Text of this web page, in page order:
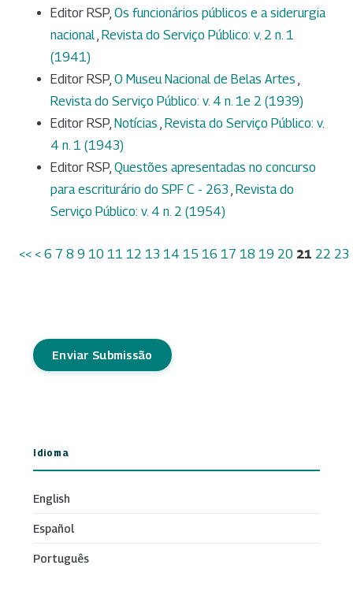
Editor RSP, Os funcionários públicos e a siderurgia
nacional, Revista do Serviço Público: v. 2 n. 1
(1941)
Editor RSP, O Museu Nacional de Belas Artes ,
Revista do Serviço Público: v. 4 n. 1e 2 (1939)
Editor RSP, Notícias , Revista do Serviço Público: v.
4 n. 1 (1943)
Editor RSP, Questões apresentadas no concurso
para escriturário do SPF C - 263 , Revista do
Serviço Público: v. 4 n. 2 (1954)
<< < 6 7 8 9 10 11 12 13 14 15 16 17 18 19 20 21 22 23
Enviar Submissão
Idioma
English
Español
Português